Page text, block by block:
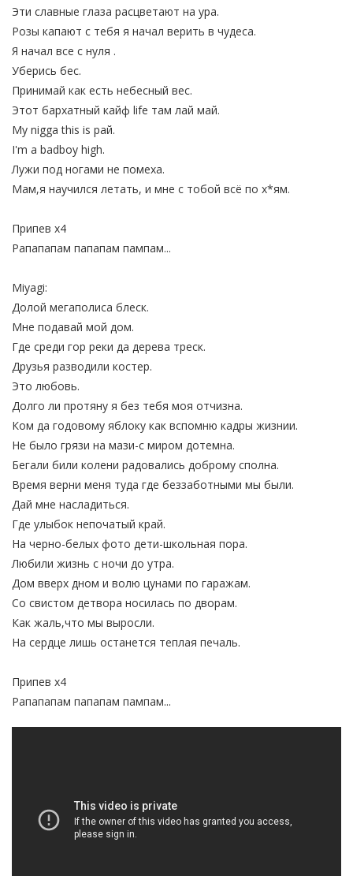
Эти славные глаза расцветают на ура.
Розы капают с тебя я начал верить в чудеса.
Я начал все с нуля .
Уберись бес.
Принимай как есть небесный вес.
Этот бархатный кайф life там лай май.
My nigga this is рай.
I'm a badboy high.
Лужи под ногами не помеха.
Мам,я научился летать, и мне с тобой всё по х*ям.
Припев x4
Рапапапам папапам пампам...
Miyagi:
Долой мегаполиса блеск.
Мне подавай мой дом.
Где среди гор реки да дерева треск.
Друзья разводили костер.
Это любовь.
Долго ли протяну я без тебя моя отчизна.
Ком да годовому яблоку как вспомню кадры жизнии.
Не было грязи на мази-с миром дотемна.
Бегали били колени радовались доброму сполна.
Время верни меня туда где беззаботными мы были.
Дай мне насладиться.
Где улыбок непочатый край.
На черно-белых фото дети-школьная пора.
Любили жизнь с ночи до утра.
Дом вверх дном и волю цунами по гаражам.
Со свистом детвора носилась по дворам.
Как жаль,что мы выросли.
На сердце лишь останется теплая печаль.
Припев x4
Рапапапам папапам пампам...